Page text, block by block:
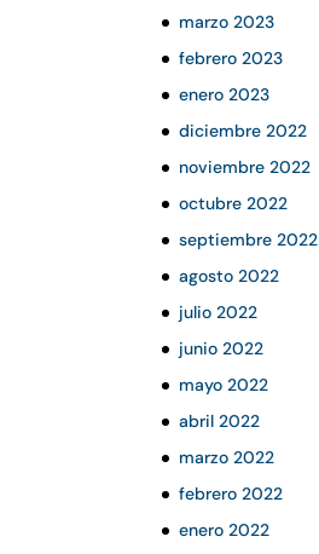
marzo 2023
febrero 2023
enero 2023
diciembre 2022
noviembre 2022
octubre 2022
septiembre 2022
agosto 2022
julio 2022
junio 2022
mayo 2022
abril 2022
marzo 2022
febrero 2022
enero 2022